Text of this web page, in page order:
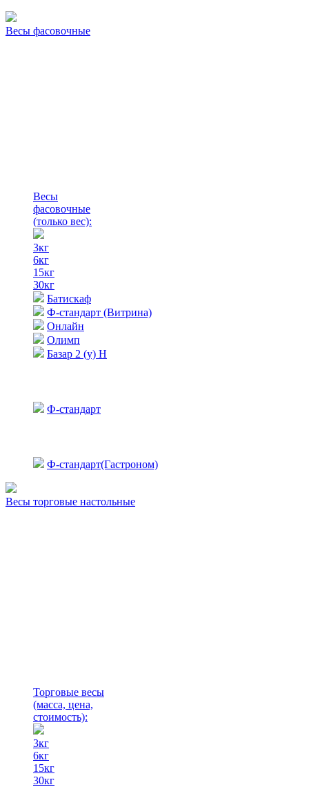
Весы фасовочные
Весы
фасовочные
(только вес):
3кг
6кг
15кг
30кг
Батискаф
Ф-стандарт (Витрина)
Онлайн
Олимп
Базар 2 (у) Н
Ф-стандарт
Ф-стандарт(Гастроном)
Весы торговые настольные
Торговые весы
(масса, цена,
стоимость):
3кг
6кг
15кг
30кг